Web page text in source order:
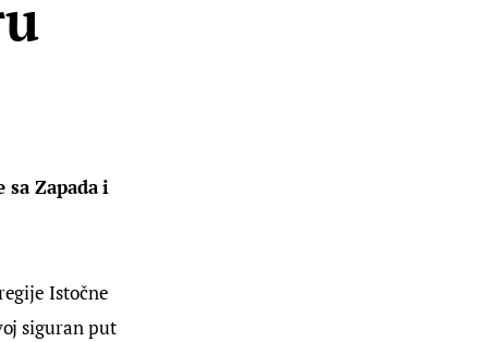
Zapada i
Istočne
siguran put